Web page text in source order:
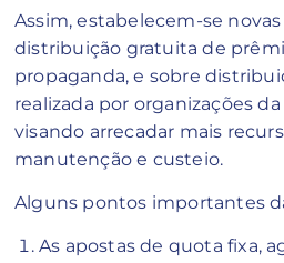
Assim, estabelecem-se novas
distribuição gratuita de
propaganda, e sobre
realizada por organizações
visando arrecadar mais
manutenção e custeio.
Alguns pontos importantes
As apostas de quota fixa,